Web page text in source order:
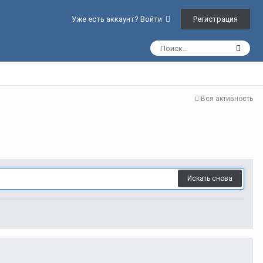
Уже есть аккаунт? Войти Регистрация
Вся активность
Искать снова